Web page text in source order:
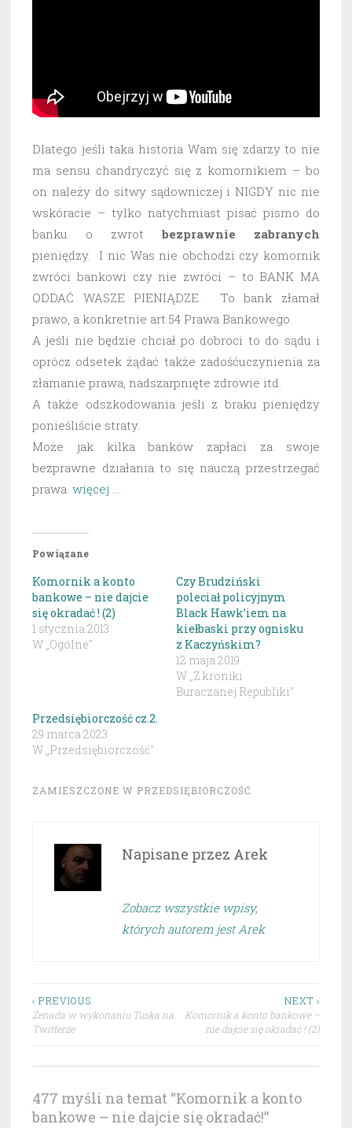
Dlatego jeśli taka historia Wam się zdarzy to nie
ma sensu chandryczyć się z komornikiem – bo
on należy do sitwy sądowniczej i NIGDY nic nie
wskóracie – tylko natychmiast pisać pismo do
banku o zwrot bezprawnie
zabranych
pieniędzy. I nic Was nie obchodzi czy komornik
zwróci bankowi czy nie zwróci – to BANK MA
ODDAĆ WASZE PIENIĄDZE. To bank złamał
prawo, a konkretnie art.54 Prawa Bankowego.
A jeśli nie będzie chciał po dobroci to do sądu i
oprócz odsetek żądać także zadośćuczynienia za
złamanie prawa, nadszarpnięte zdrowie itd.
A także odszkodowania jeśli z braku pieniędzy
ponieśliście straty.
Może jak kilka banków zapłaci za swoje
bezprawne działania to się nauczą przestrzegać
prawa. więcej …
Powiązane
Komornik a konto
bankowe – nie dajcie
się okradać ! (2)
1 stycznia 2013
W „Ogólne"
Czy Brudziński
poleciał policyjnym
Black Hawk’iem na
kiełbaski przy ognisku
z Kaczyńskim?
12 maja 2019
W „Z kroniki
Buraczanej Republiki"
Przedsiębiorczość cz.2.
29 marca 2023
W „Przedsiębiorczość"
ZAMIESZCZONE W PRZEDSIĘBIORCZOŚĆ
Napisane przez Arek
Zobacz wszystkie wpisy,
których autorem jest Arek
Nawigacja
wpisu
‹ PREVIOUS
Żenada w wykonaniu Tuska na
Twitterze
NEXT ›
Komornik a konto bankowe –
nie dajcie się okradać ! (2)
477 myśli na temat “Komornik a konto
bankowe – nie dajcie się okradać!”